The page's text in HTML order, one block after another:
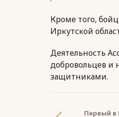
Кроме того,
Иркутской
Деятельность
добровольцев и
защитниками.
Первый в